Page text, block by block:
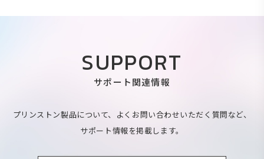
SUPPORT
サポート関連情報
プリンストン製品について、よくお問い合わせいただく質問など、
サポート情報を掲載します。